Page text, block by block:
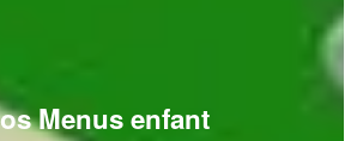
Menus enfant